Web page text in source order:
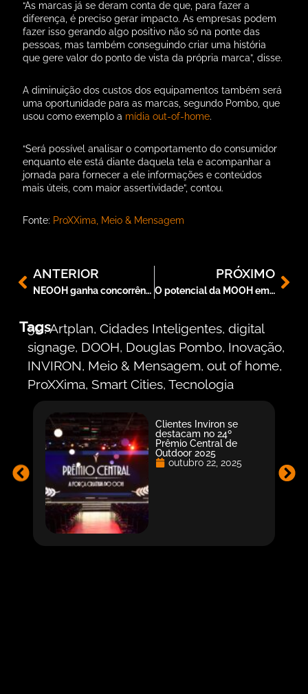
“As marcas já se deram conta de que, para fazer a
diferença, é preciso gerar impacto. As empresas podem
fazer isso gerando algo positivo não só na ponte das
pessoas, mas também conseguindo criar uma história
que gere valor do ponto de vista da própria marca”, disse.
A diminuição dos custos dos equipamentos também será
uma oportunidade para as marcas, segundo Pombo, que
usou como exemplo a mídia out-of-home.
“Será possível analisar o comportamento do consumidor
enquanto ele está diante daquela tela e acompanhar a
jornada para fornecer a ele informações e conteúdos
mais úteis, com maior assertividade”, contou.
Fonte: ProXXima, Meio & Mensagem
ANTERIOR
NEOOH ganha concorrência e assume mídia exterior no Aeroporto de Brasília
PRÓXIMO
O potencial da MOOH em ônibus
Tags
5G,Artplan,Cidades Inteligentes,digital
signage, DOOH, Douglas Pombo, Inovação,
INVIRON, Meio & Mensagem,out of home,
ProXXima,Smart Cities,Tecnologia
Clientes Inviron se
destacam no 24º
Prêmio Central de
Outdoor 2025
outubro 22, 2025